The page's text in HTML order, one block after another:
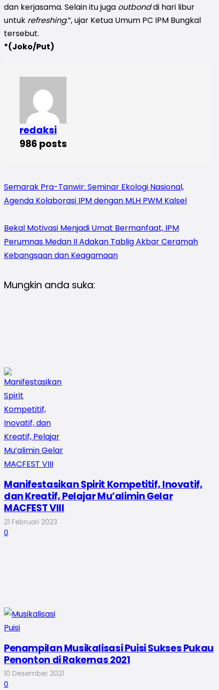
dan kerjasama. Selain itu juga outbonddi hari libur
untuk refreshing.”, ujar Ketua Umum PC IPM Bungkal
tersebut.
*(Joko/Put)
redaksi
986 posts
Semarak Pra-Tanwir: Seminar Ekologi Nasional,
Agenda Kolaborasi IPM dengan MLH PWM Kalsel
Bekal Motivasi Menjadi Umat Bermanfaat, IPM
Perumnas Medan II Adakan Tablig Akbar Ceramah
Kebangsaan dan Keagamaan
Mungkin anda suka:
Manifestasikan Spirit Kompetitif, Inovatif,
dan Kreatif, Pelajar Mu’alimin Gelar
MACFEST VIII
21 Februari 2023
0
Penampilan Musikalisasi Puisi Sukses Pukau
Penonton di Rakernas 2021
10 Desember 2021
0